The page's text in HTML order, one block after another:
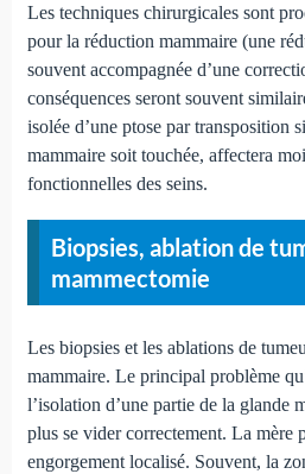
Les techniques chirurgicales sont
pour la réduction mammaire (une
souvent accompagnée d’une
conséquences seront souvent
isolée d’une ptose par transposition
mammaire soit touchée, affectera
fonctionnelles des seins.
Biopsies, ablation de
mammectomie
Les biopsies et les ablations de
mammaire. Le principal problème
l’isolation d’une partie de la glande
plus se vider correctement. La mère
engorgement localisé. Souvent, la